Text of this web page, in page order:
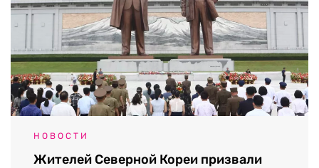
НОВОСТИ
Жителей Северной Кореи призвали